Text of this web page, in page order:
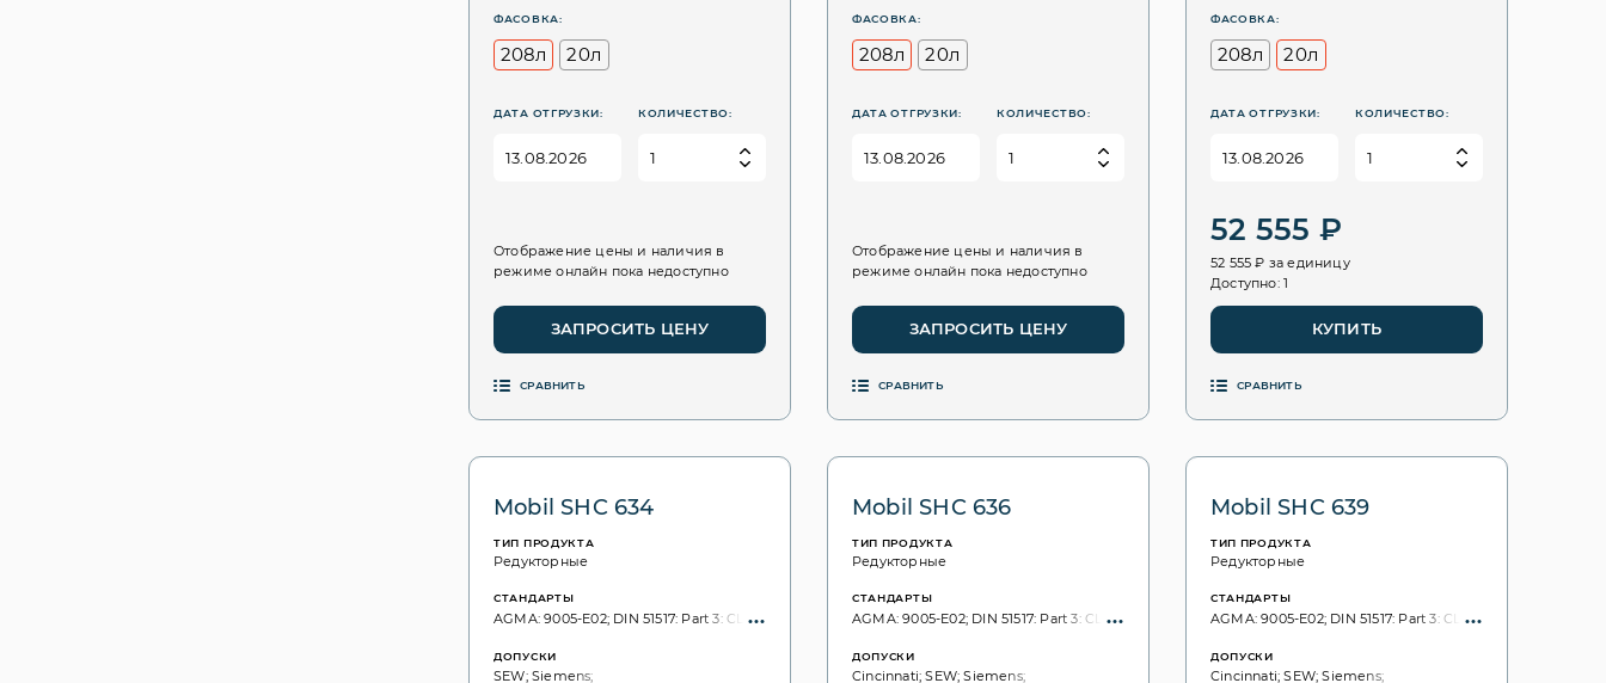
ФАСОВКА:
208л 20л
ДАТА ОТГРУЗКИ: КОЛИЧЕСТВО:
Отображение цены и наличия в
режиме онлайн пока недоступно
ЗАПРОСИТЬ ЦЕНУ
СРАВНИТЬ
ФАСОВКА:
208л 20л
ДАТА ОТГРУЗКИ: КОЛИЧЕСТВО:
Отображение цены и наличия в
режиме онлайн пока недоступно
ЗАПРОСИТЬ ЦЕНУ
СРАВНИТЬ
ФАСОВКА:
208л 20л
ДАТА ОТГРУЗКИ: КОЛИЧЕСТВО:
52 555 ₽
52 555 ₽ за единицу
Доступно: 1
КУПИТЬ
СРАВНИТЬ
Mobil SHC 634
ТИП ПРОДУКТА
Редукторные
СТАНДАРТЫ
AGMA: 9005-E02; DIN 51517: Part 3: CLP; ISO 6743: CKD; ISO VG, 3448: 460;
ДОПУСКИ
SEW; Siemens;
Mobil SHC 636
ТИП ПРОДУКТА
Редукторные
СТАНДАРТЫ
AGMA: 9005-E02; DIN 51517: Part 3: CLP; ISO 6743: CKD; ISO VG, 3448: 680;
ДОПУСКИ
Cincinnati; SEW; Siemens;
Mobil SHC 639
ТИП ПРОДУКТА
Редукторные
СТАНДАРТЫ
AGMA: 9005-E02; DIN 51517: Part 3: CLP; ISO 6743: CKD;
ДОПУСКИ
Cincinnati; SEW; Siemens;